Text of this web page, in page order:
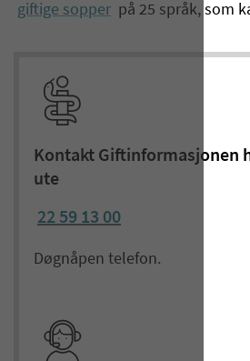
giftige sopper på 25 språk, som
Kontakt Giftinformasjonen
ute
22 59 13 00
Døgnåpen telefon.